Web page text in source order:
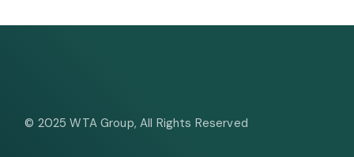
© 2025WTA Group, All Rights Reserved